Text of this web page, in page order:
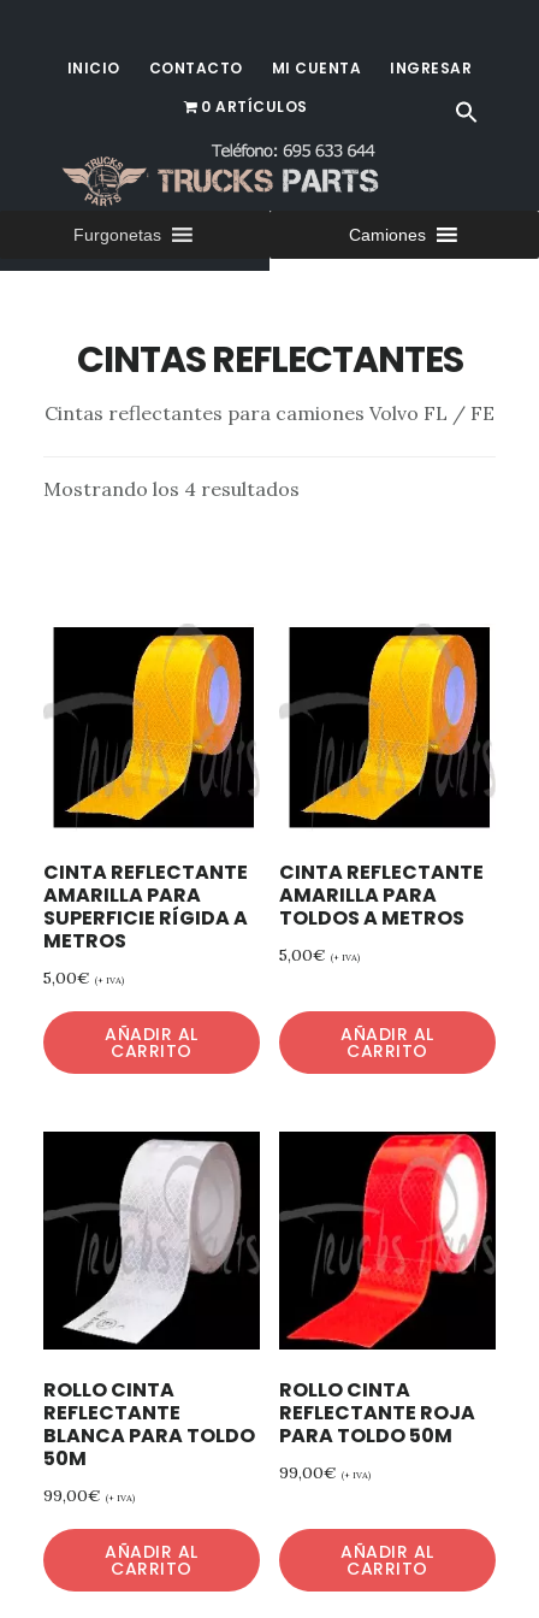
INICIO CONTACTO MI CUENTA
INGRESAR
0 ARTÍCULOS
Furgonetas Camiones
CINTAS REFLECTANTES
Cintas reflectantes para camiones Volvo FL / FE
Mostrando los 4 resultados
CINTA REFLECTANTE
AMARILLA PARA
SUPERFICIE RÍGIDA A
METROS
5,00€ (+ IVA)
AÑADIR AL
CARRITO
CINTA REFLECTANTE
AMARILLA PARA
TOLDOS A METROS
5,00€ (+ IVA)
AÑADIR AL
CARRITO
ROLLO CINTA
REFLECTANTE
BLANCA PARA TOLDO
50M
99,00€ (+ IVA)
AÑADIR AL
CARRITO
ROLLO CINTA
REFLECTANTE ROJA
PARA TOLDO 50M
99,00€ (+ IVA)
AÑADIR AL
CARRITO